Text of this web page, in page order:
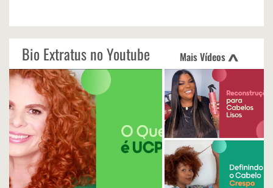
<
Bio Extratus no Youtube Mais Vídeos